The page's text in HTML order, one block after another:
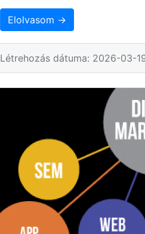
Elolvasom →
Létrehozás dátuma: 2026-03-